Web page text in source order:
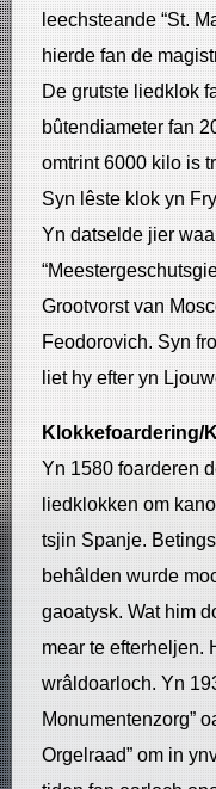
leechsteande “St.
hierde fan de
De grutste liedklok
bûtendiameter fan
omtrint 6000 kilo is
Syn lêste klok yn
Yn datselde jier
Grootvorst van
Feodorovich. Syn
liet hy efter yn
Klokkefoardering/
Yn 1580 foarderen
liedklokken om
tsjin Spanje.
behâlden wurde
gaoatysk. Wat him
mear te efterheljen.
wrâldoarloch. Yn
Monumentenzorg”
Orgelraad” om in